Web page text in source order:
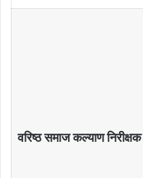
वरिष्ठ समाज कल्याण निरीक्षक